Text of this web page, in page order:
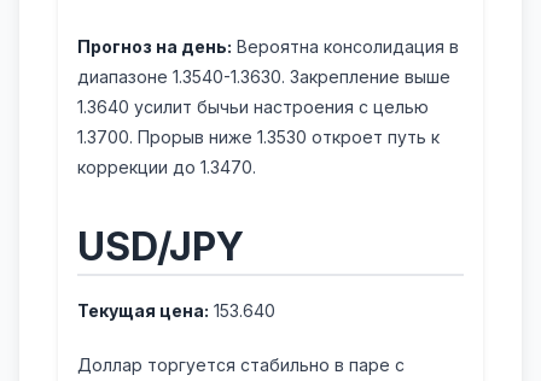
Прогноз на день: Вероятна консолидация в
диапазоне 1.3540-1.3630. Закрепление выше
1.3640 усилит бычьи настроения с целью
1.3700. Прорыв ниже 1.3530 откроет путь к
коррекции до 1.3470.
USD/JPY
Текущая цена: 153.640
Доллар торгуется стабильно в паре с